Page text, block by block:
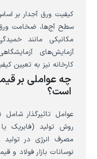
کیفیت ورق آجدار بر
سطح آج‌ها، ضخامت
مکانیکی مانند
آزمایش‌های
کارخانه نیز به تعیین
چه عواملی بر
است؟
عوامل تاثیرگذار
روش تولید (فابریک
مصرف انرژی در
نوسانات بازار فولاد و